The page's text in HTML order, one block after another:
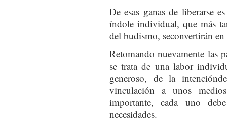
De esas ganas de liberarse
índole individual, que más
del budismo, seconvertirán
Retomando nuevamente las
se trata de una labor
generoso, de la
vinculación a unos
importante, cada uno
necesidades.